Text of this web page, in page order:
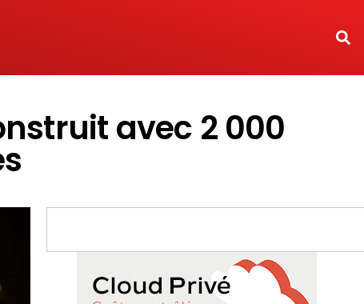
avec 2 000